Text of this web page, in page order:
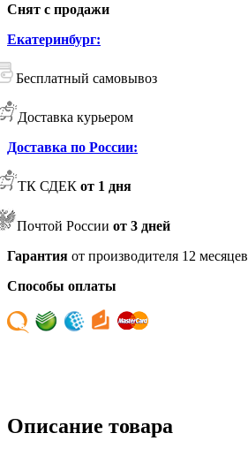
Снят с продажи
Екатеринбург:
Бесплатный самовывоз
Доставка курьером
Доставка по России:
ТК СДЕК от 1 дня
Почтой России от 3 дней
Гарантия от производителя 12 месяцев
Способы оплаты
Описание товара